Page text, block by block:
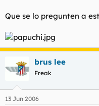
Que se lo pregunten a
brus lee
Freak
13 Jun 2006